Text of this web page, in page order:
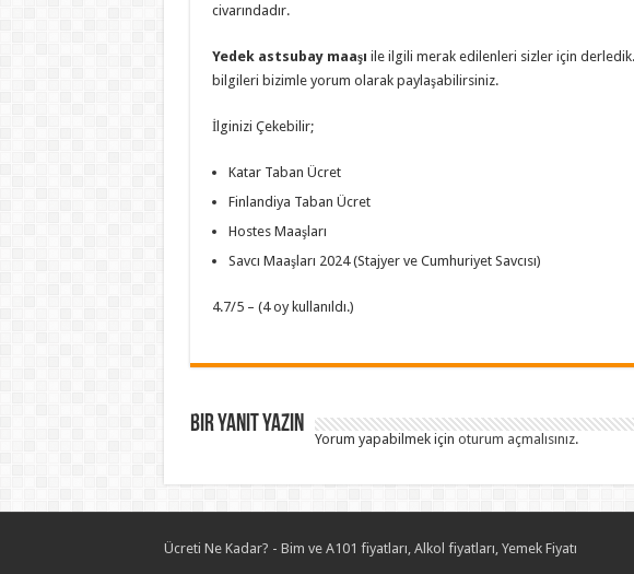
civarındadır.
Yedek astsubay maaşı ile ilgili merak edilenleri sizler için
bilgileri bizimle yorum olarak paylaşabilirsiniz.
İlginizi Çekebilir;
Katar Taban Ücret
Finlandiya Taban Ücret
Hostes Maaşları
Savcı Maaşları 2024 (Stajyer ve Cumhuriyet Savcısı)
4.7/5 – (4 oy kullanıldı.)
Bir yanıt yazın
Yorum yapabilmek için oturum açmalısınız.
Ücreti Ne Kadar? - Bim ve A101 fiyatları, Alkol fiyatları, Yemek Fiyatı